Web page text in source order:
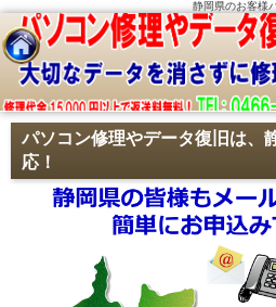
静岡県のお客様
パソコン修理やデータ復旧は、
応！